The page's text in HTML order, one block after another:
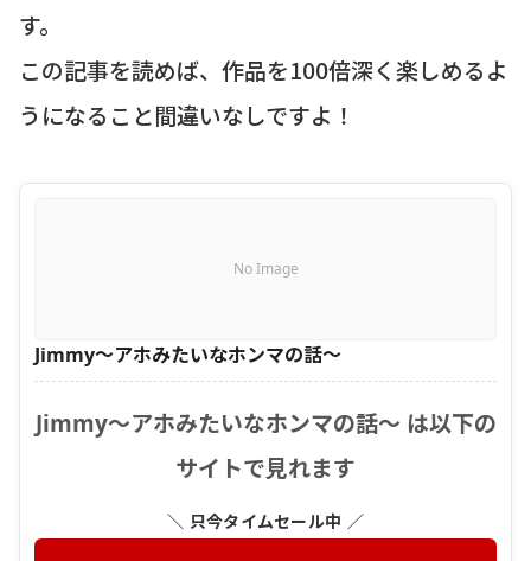
す。
この記事を読めば、作品を100倍深く楽しめるよ
うになること間違いなしですよ！
No Image
Jimmy〜アホみたいなホンマの話〜
Jimmy〜アホみたいなホンマの話〜 は以下の
サイトで見れます
＼ 只今タイムセール中 ／